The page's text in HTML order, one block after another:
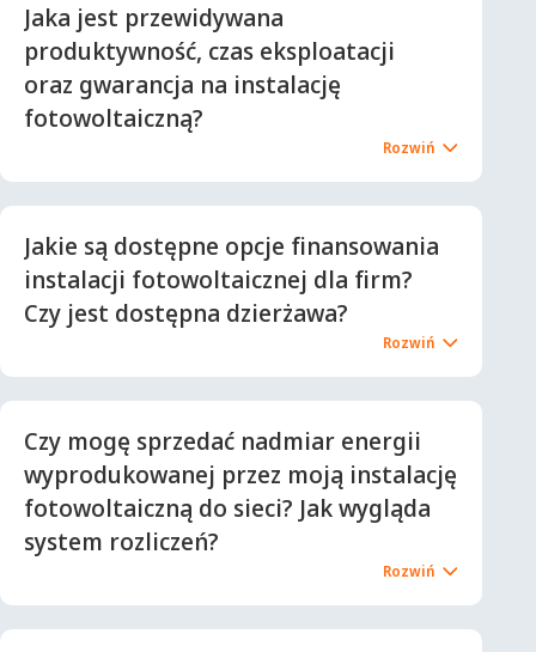
Jaka jest przewidywana
produktywność, czas eksploatacji
oraz gwarancja na instalację
fotowoltaiczną?
Jakie są dostępne opcje finansowania
instalacji fotowoltaicznej dla firm?
Czy jest dostępna dzierżawa?
Czy mogę sprzedać nadmiar energii
wyprodukowanej przez moją instalację
fotowoltaiczną do sieci? Jak wygląda
system rozliczeń?